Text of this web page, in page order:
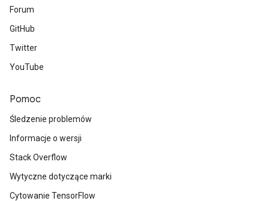
Forum
GitHub
Twitter
YouTube
Pomoc
Śledzenie problemów
Informacje o wersji
Stack Overflow
Wytyczne dotyczące marki
Cytowanie TensorFlow